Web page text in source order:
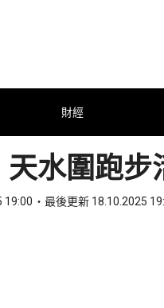
財經
天水圍跑
19:00 最後更新 18.10.2025